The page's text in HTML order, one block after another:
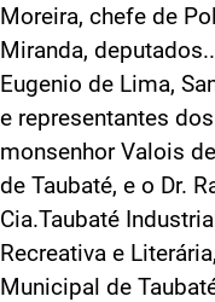
Moreira, chefe de
Miranda,
Eugenio de Lima,
e representantes
monsenhor Valois
de Taubaté, e o Dr.
Cia.Taubaté
Recreativa e
Municipal de